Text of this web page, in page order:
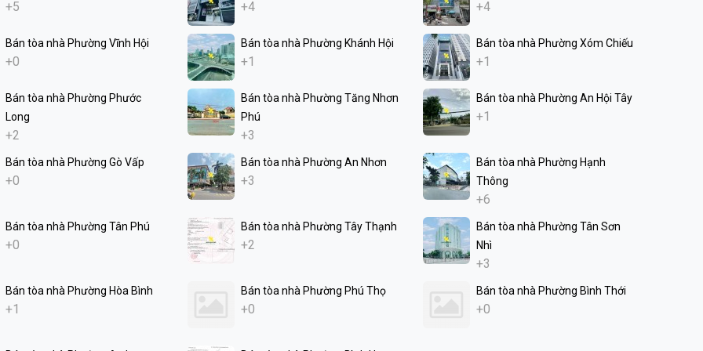
+5 +4 +4
Bán tòa nhà Phường Vĩnh Hội
+0
Bán tòa nhà Phường Khánh Hội
+1
Bán tòa nhà Phường Xóm Chiếu
+1
Bán tòa nhà Phường Phước
Long
+2
Bán tòa nhà Phường Tăng Nhơn
Phú
+3
Bán tòa nhà Phường An Hội Tây
+1
Bán tòa nhà Phường Gò Vấp
+0
Bán tòa nhà Phường An Nhơn
+3
Bán tòa nhà Phường Hạnh
Thông
+6
Bán tòa nhà Phường Tân Phú
+0
Bán tòa nhà Phường Tây Thạnh
+2
Bán tòa nhà Phường Tân Sơn
Nhì
+3
Bán tòa nhà Phường Hòa Bình
+1
Bán tòa nhà Phường Phú Thọ
+0
Bán tòa nhà Phường Bình Thới
+0